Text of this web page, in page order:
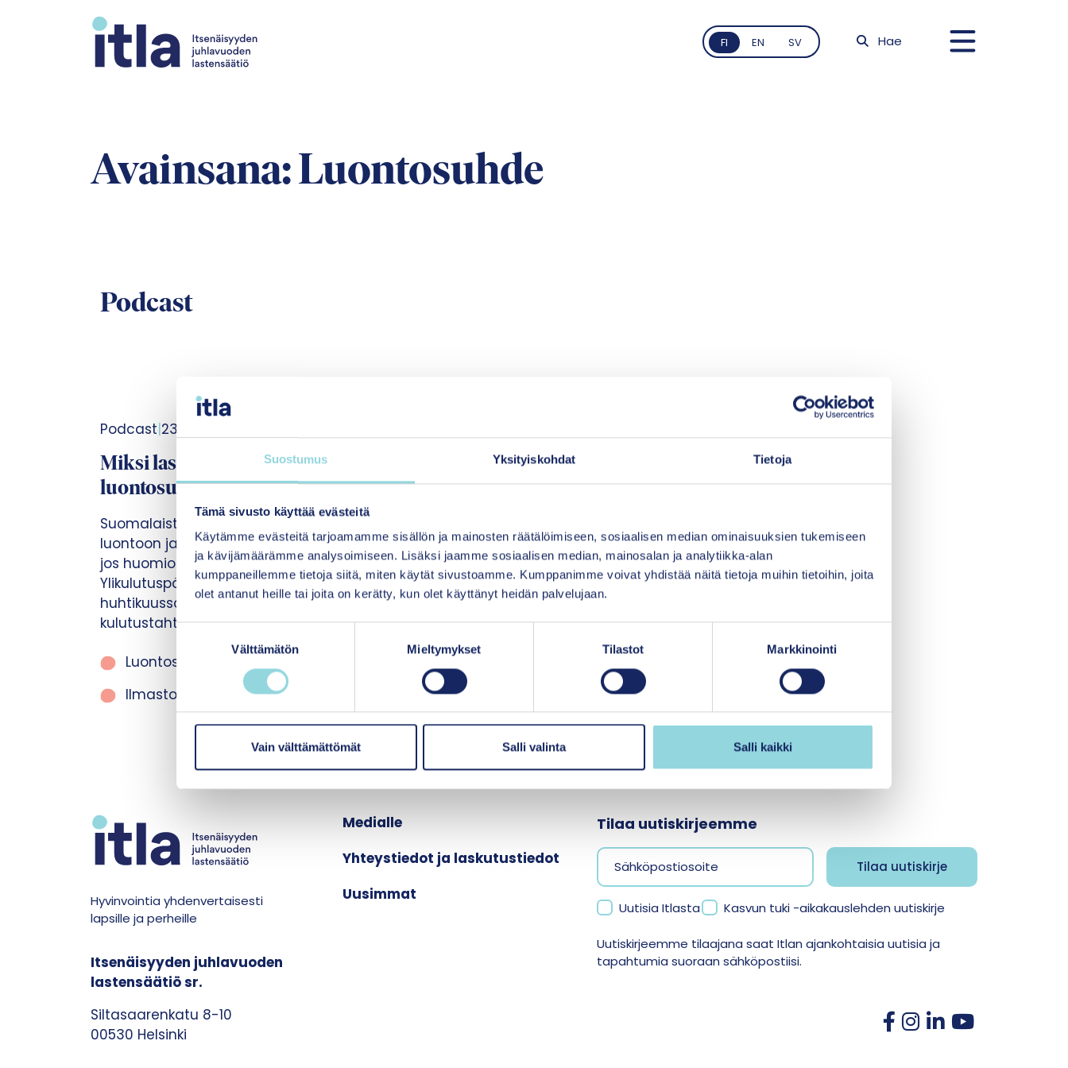
Suostumus Yksityiskohdat Tietoja
Tämä sivusto käyttää evästeitä
Käytämme evästeitä tarjoamamme sisällön ja mainosten räätälöimiseen, sosiaalisen median ominaisuuksien tukemiseen
ja kävijämäärämme analysoimiseen. Lisäksi jaamme sosiaalisen median, mainosalan ja analytiikka-alan
kumppaneillemme tietoja siitä, miten käytät sivustoamme. Kumppanimme voivat yhdistää näitä tietoja muihin tietoihin, joita
olet antanut heille tai joita on kerätty, kun olet käyttänyt heidän palvelujaan.
S
o
k
n
l
i
a
Välttämätön Mieltymykset Tilastot Markkinointi
Vain välttämättömät Salli valinta Salli kaikki
FI EN SV Hae
Avainsana:Luontosuhde
Podcast
Podcast|23.02.2026
Miksi lasten ja nuorten
luontosuhdetta tulisi vahvistaa?
Suomalaisten kunnioittava suhde
luontoon ja ympäristöön on ristiriitainen,
jos huomioon otetaan kulutus.
Ylikulutuspäivä koittaa jälleen
huhtikuussa eli suomalainen
kulutustahti edellyttäisi…
Luontosuhde
Ilmastonmuutos
Hyvinvointia yhdenvertaisesti
lapsille ja perheille
Itsenäisyyden juhlavuoden
lastensäätiö sr.
Siltasaarenkatu 8-10
00530 Helsinki
Medialle
Yhteystiedot ja laskutustiedot
Uusimmat
Tilaa uutiskirjeemme
Uutisia Itlasta Kasvun tuki -aikakauslehden uutiskirje
Uutiskirjeemme tilaajana saat Itlan ajankohtaisia uutisia ja
tapahtumia suoraan sähköpostiisi.